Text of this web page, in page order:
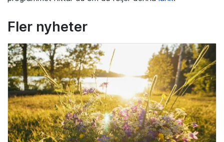
Fler nyheter